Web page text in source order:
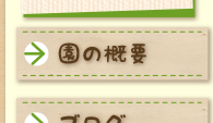
本町保育園 園の概要